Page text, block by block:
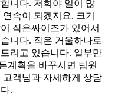
니다. 저희야 일이 많
속이 되겠지요. 크기
작은싸이즈가 있어서
니다. 작은 거울하나로
리고 있습니다. 일부만
계획을 바꾸시면 팀원
객님과 자세하게 상담
.